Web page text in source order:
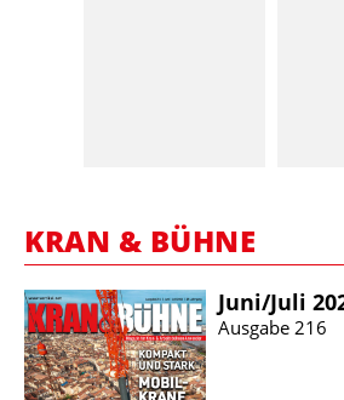
KRAN & BÜHNE
Juni/​Juli
Ausgabe 216